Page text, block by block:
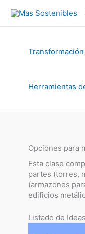
contenido
Herramientas
Opciones para
Esta clase
partes (torres,
(armazones
edificios
Listado de